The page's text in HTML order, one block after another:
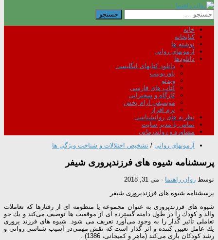
جستجو
برای:
خانه
کتابخانه
نوشته ها
آزمونهای روانی
دانلودها
دانلود کتابهای انگلیسی
پاورپوینت
ویدئو
کتاب های فارسی
کارگاه و سخنرانی
موسیقی آرام بخش
نرم افزار
نظریه های روانشناسی
تماس با مدیر سایت
مشاوره و رواندرمانی
آزمونهای روانی / تشخیص اختلالات و شناخت ویژگی ها
پرسشنامه شیوه های فرزندپروری شیفر
توسط روان راهنما · می 31, 2018
پرسشنامه شیوه های فرزندپروری شیفر
شیوه های فرزندپروری به عنوان مجموعه یا منظومه ای از رفتارها كه تعاملات
والد و كودك را در طول دامنه گسترده ای از موقعیت ها توصیف می‌كند و یك جو
تعاملی تأثیر گذار را به وجود می‌آورد تعریف می شود. شیوه های فرزند پروری
یك عامل تعیین كننده و اثر گذار است كه نقش مهمی‌در آسیب شناسی روانی و
رشد كودكان بازی می‌كند (ماهر و كمیجانی، 1386) .